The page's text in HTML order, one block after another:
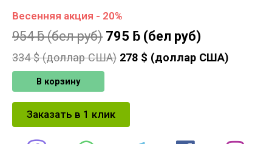
Весенняя акция - 20%
954ƃ(бел руб) 795 ƃ (бел руб)
334$ (доллар США) 278 $ (доллар США)
В корзину
Заказать в 1 клик